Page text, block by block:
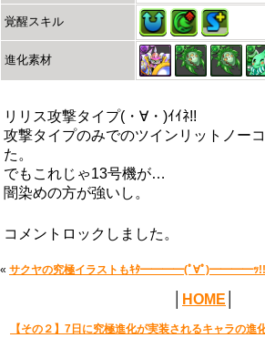
覚醒スキル
進化素材
リリス攻撃タイプ(・∀・)ｲｲﾈ!!
攻撃タイプのみでのツインリットノー
た。
でもこれじゃ13号機が…
闇染めの方が強いし。
コメントロックしました。
« サクヤの究極イラストもｷﾀ━━━━(ﾟ∀ﾟ)━━━━ｯ!!
HOME
【その２】7日に究極進化が実装されるキャラの進